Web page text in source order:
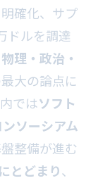
確化、サプ
ドルを調達
理・政治・
大の論点に
ではソフト
ソーシアム
整備が進む
とどまり、